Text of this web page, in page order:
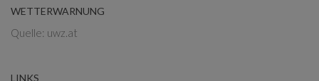
WETTERWARNUNG
Quelle: uwz.at
LINKS